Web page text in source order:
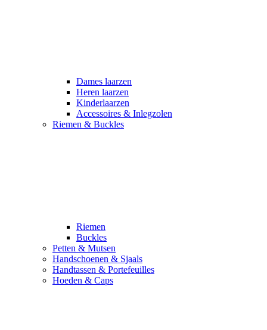
Dames laarzen
Heren laarzen
Kinderlaarzen
Accessoires & Inlegzolen
Riemen & Buckles
Riemen
Buckles
Petten & Mutsen
Handschoenen & Sjaals
Handtassen & Portefeuilles
Hoeden & Caps